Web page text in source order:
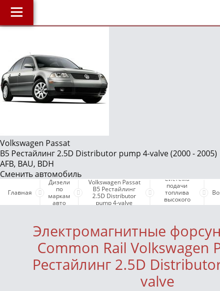
О компании
Наши услуги
Магазин
Библиотека
ОнлайнКонсультация по Дизелю
Дизели по маркам авто
Бесплатные объявления
Поддержка проекта и оплата услуг
Volkswagen Passat
B5 Рестайлинг 2.5D Distributor pump 4-valve (2000 - 2005)
AFB, BAU, BDH
Сменить автомобиль
Главная
Дизели
по
маркам
авто
Volkswagen Passat
B5 Рестайлинг
2.5D Distributor
pump 4-valve
Система
подачи
топлива
высокого
давления
Электромагнитные
Common Rail Volkswagen
Рестайлинг 2.5D
valve